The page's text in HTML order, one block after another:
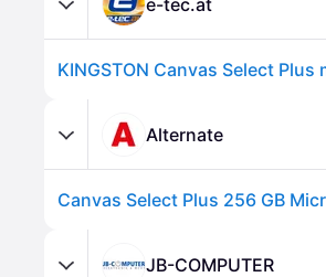
KINGSTON Canvas Select
Alternate
Canvas Select Plus 256 GB
JB-COMPUTER